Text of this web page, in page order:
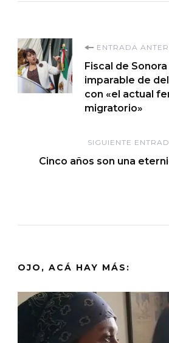
Navegación
de
entradas
ENTRADA
Fiscal de
imparable de
con «el actual
migratorio»
SIGUIENTE
Cinco años son una
OJO, ACÁ HAY MÁS: